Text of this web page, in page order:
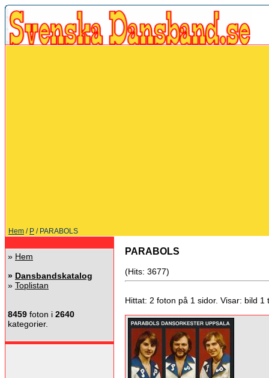
Hem / P / PARABOLS
» Hem
» Dansbandskatalog
» Toplistan
8459 foton i 2640
kategorier.
PARABOLS
(Hits: 3677)
Hittat: 2 foton på 1 sidor. Visar: bild 1